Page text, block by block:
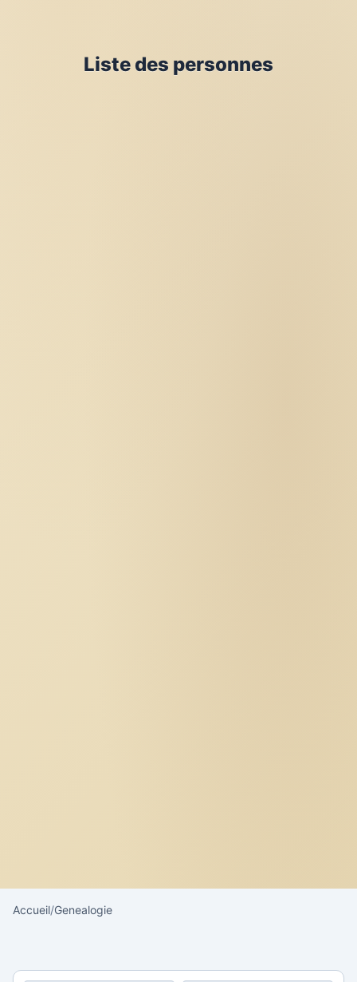
Liste des personnes
Accueil/Genealogie